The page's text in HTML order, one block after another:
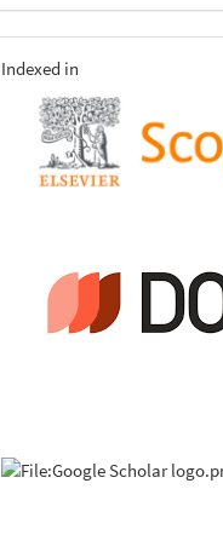
indexing
Indexed in